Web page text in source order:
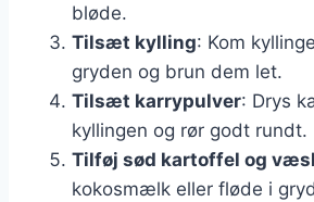
bløde.
Tilsæt kylling: Kom
gryden og brun dem let.
Tilsæt karrypulver: Drys
kyllingen og rør godt rundt.
Tilføj sød kartoffel og
kokosmælk eller fløde i